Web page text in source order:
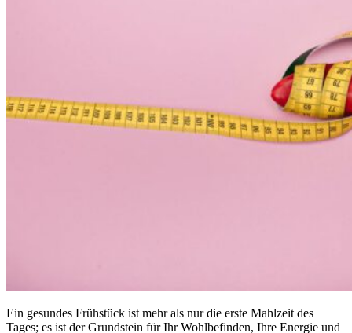
Ein gesundes Frühstück ist mehr als nur die erste Mahlzeit des
Tages; es ist der Grundstein für Ihr Wohlbefinden, Ihre Energie und